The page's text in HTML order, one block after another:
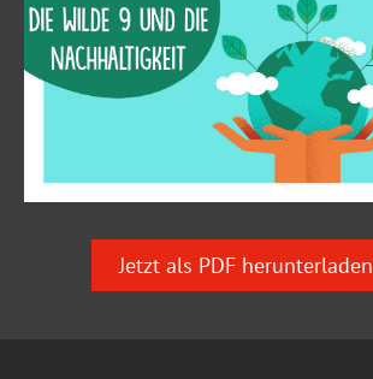
Jetzt als PDF herunterladen